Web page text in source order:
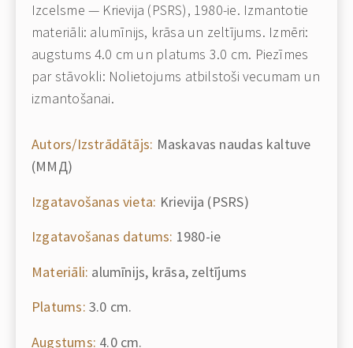
Izcelsme — Krievija (PSRS), 1980-ie. Izmantotie
materiāli: alumīnijs, krāsa un zeltījums. Izmēri:
augstums 4.0 cm un platums 3.0 cm. Piezīmes
par stāvokli: Nolietojums atbilstoši vecumam un
izmantošanai.
Autors/Izstrādātājs: Maskavas naudas kaltuve
(ММД)
Izgatavošanas vieta: Krievija (PSRS)
Izgatavošanas datums: 1980-ie
Materiāli: alumīnijs, krāsa, zeltījums
Platums: 3.0 cm.
Augstums: 4.0 cm.